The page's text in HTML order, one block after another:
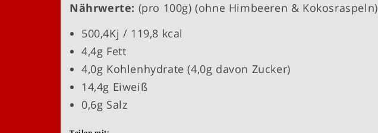
Nährwerte: (pro 100g) (ohne Himbeeren & Kokosraspeln)
500,4Kj / 119,8 kcal
4,4g Fett
4,0g Kohlenhydrate (4,0g davon Zucker)
14,4g Eiweiß
0,6g Salz